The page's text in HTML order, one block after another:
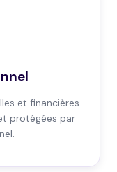
et financières
protégées par